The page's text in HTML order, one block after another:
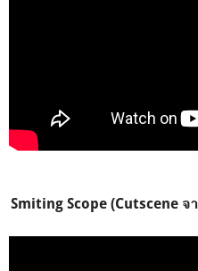
Smiting Scope (Cutscene จ